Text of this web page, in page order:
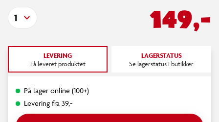
149,-
1
LEVERING
Få leveret produktet
LAGERSTATUS
Se lagerstatus i butikker
På lager online (100+)
Levering fra 39,-